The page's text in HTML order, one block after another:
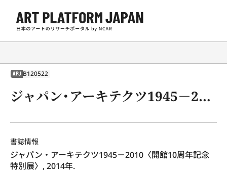
APJ B120522
ジャパン・アーキテクツ1945－2010〈開館10周年記念特別展〉, 2014年.
書誌情報
ジャパン・アーキテクツ1945－2010〈開館10周年記念
特別展〉, 2014年.